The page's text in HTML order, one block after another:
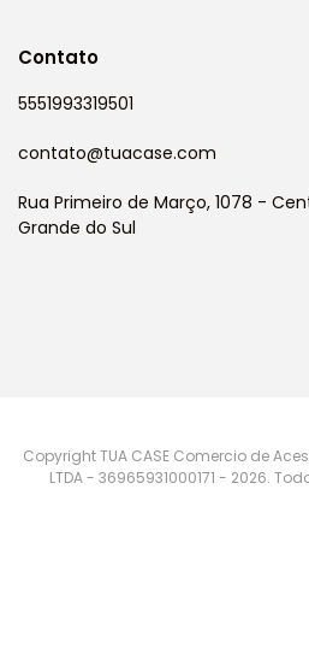
Contato
5551993319501
contato@tuacase.com
Rua Primeiro de Março, 1078 -
Grande do Sul
Copyright TUA CASE Comercio de
LTDA - 36965931000171 - 2026.